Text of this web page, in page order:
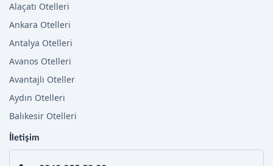
Alaçatı Otelleri
Ankara Otelleri
Antalya Otelleri
Avanos Otelleri
Avantajlı Oteller
Aydın Otelleri
Balıkesir Otelleri
İletişim